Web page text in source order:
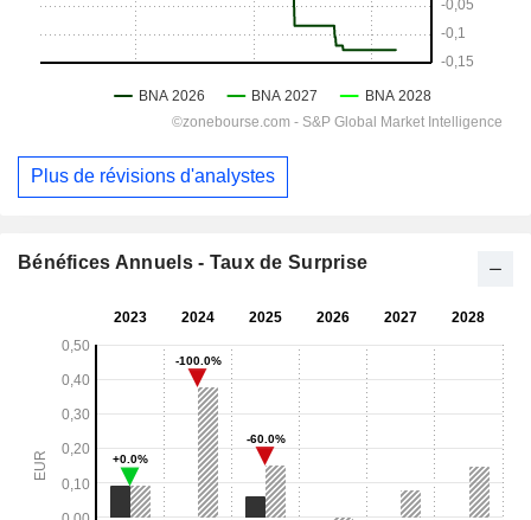
Plus de révisions d'analystes
Bénéfices Annuels - Taux de Surprise